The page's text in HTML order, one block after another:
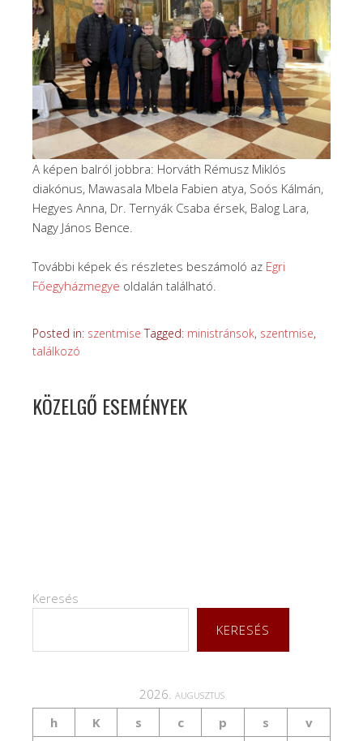
A képen balról jobbra: Horváth Rémusz Miklós
diakónus, Mawasala Mbela Fabien atya, Soós Kálmán,
Hegyes Anna, Dr. Ternyák Csaba érsek, Balog Lara,
Nagy János Bence.
További képek és részletes beszámoló az Egri
Főegyházmegye oldalán található.
Posted in: szentmise Tagged: ministránsok, szentmise,
találkozó
KÖZELGŐ ESEMÉNYEK
Keresés
KERESÉS
2026. augusztus
h
K s c p s
v